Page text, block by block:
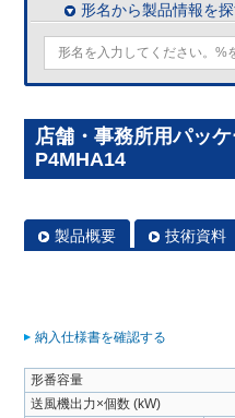
形名から製品情報を
店舗・事務所用パッ
P4MHA14
製品概要 技術資料
納入仕様書を確認する
形番容量
送風機出力×個数 (kW)